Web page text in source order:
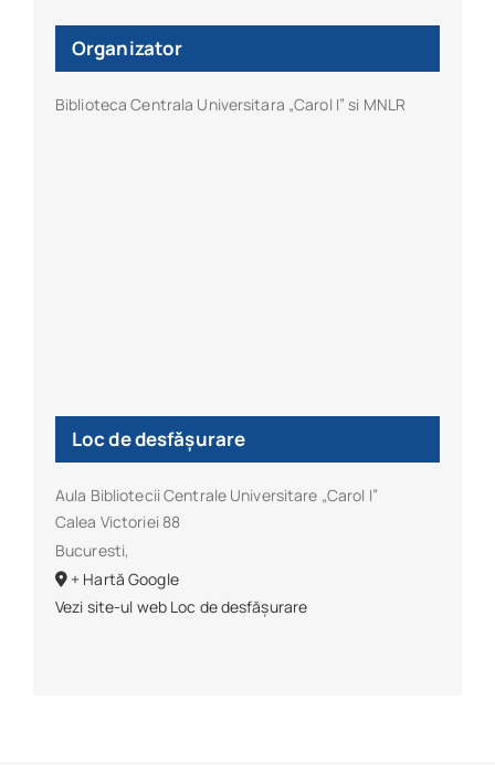
Organizator
Biblioteca Centrala Universitara „Carol I” si MNLR
Loc de desfășurare
Aula Bibliotecii Centrale Universitare „Carol I”
Calea Victoriei 88
Bucuresti,
+ Hartă Google
Vezi site-ul web Loc de desfășurare